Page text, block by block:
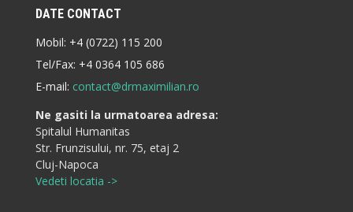
DATE CONTACT
Mobil: +4 (0722) 115 200
Tel/Fax: +4 0364 105 686
E-mail: contact@drmaximilian.ro
Ne gasiti la urmatoarea adresa:
Spitalul Humanitas
Str. Frunzisului, nr. 75, etaj 2
Cluj-Napoca
Vedeti locatia ->